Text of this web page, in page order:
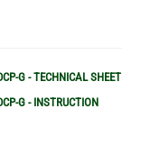
G - TECHNICAL SHEET
G - INSTRUCTION